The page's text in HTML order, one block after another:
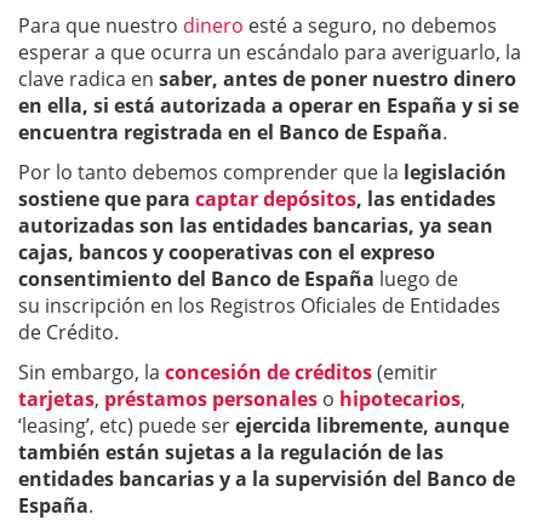
Para que nuestro dinero esté a seguro, no debemos
esperar a que ocurra un escándalo para averiguarlo, la
clave radica en saber, antes de poner nuestro dinero
en ella, si está autorizada a operar en España y si se
encuentra registrada en el Banco de España.
Por lo tanto debemos comprender que la legislación
sostiene que para captar depósitos, las entidades
autorizadas son las entidades bancarias, ya sean
cajas, bancos y cooperativas con el expreso
consentimiento del Banco de España luego de
su inscripción en los Registros Oficiales de Entidades
de Crédito.
Sin embargo, la concesión de créditos(emitir
tarjetas, préstamos personales o hipotecarios,
‘leasing’, etc) puede serejercida libremente, aunque
también están sujetas a la regulación de las
entidades bancarias y a la supervisión del Banco de
España.